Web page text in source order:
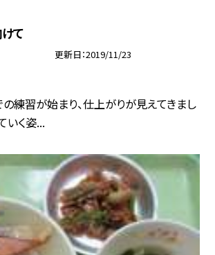
て
更新日 2019/11/23
練習が始まり、仕上がりが見えてきまし
いく姿...